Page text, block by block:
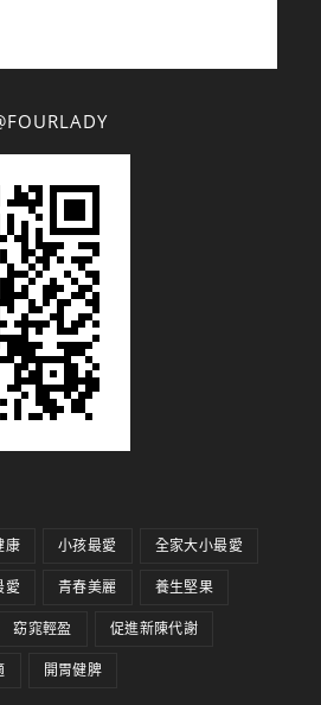
康 小孩最愛 全家大小最愛
愛 青春美麗 養生堅果
窈窕輕盈 促進新陳代謝
開胃健脾